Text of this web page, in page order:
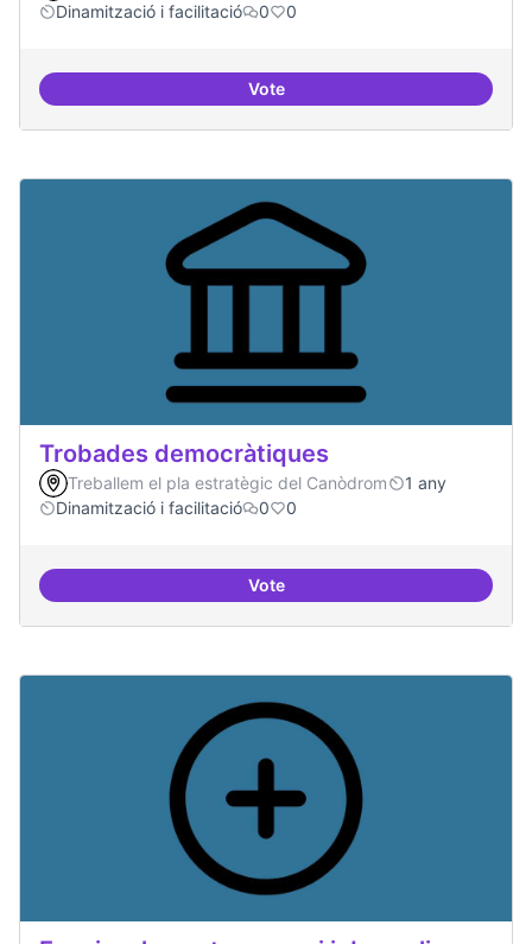
Dinamització i facilitació
0 0
VoteSuport a projectes digitals i
Trobades democràtiques
Treballem el pla estratègic del Canòdrom
1 any
Dinamització i facilitació
0 0
VoteTrobades democràtiques